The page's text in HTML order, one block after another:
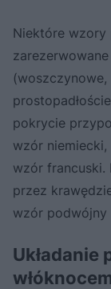
Niektóre wzory
pokrycie
wzór niemiecki,
wzór francuski.
przez
wzór podwójny
Układanie